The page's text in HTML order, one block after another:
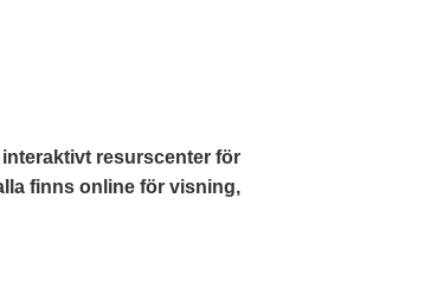
resurscenter för
finns online för visning,